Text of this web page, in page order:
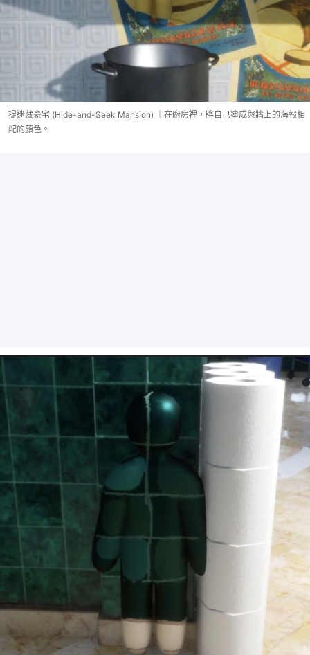
捉迷藏豪宅 (Hide-and-Seek Mansion) ｜在廚房裡，將自己塗成與牆上的海報相
配的顏色。